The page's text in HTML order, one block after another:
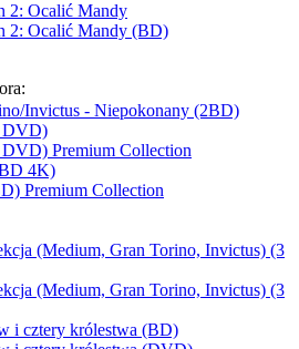
2: Ocalić Mandy
2: Ocalić Mandy (BD)
Invictus - Niepokonany (2BD)
DVD)
DVD) Premium Collection
4K)
Premium Collection
(Medium, Gran Torino, Invictus) (3
(Medium, Gran Torino, Invictus) (3
i cztery królestwa (BD)